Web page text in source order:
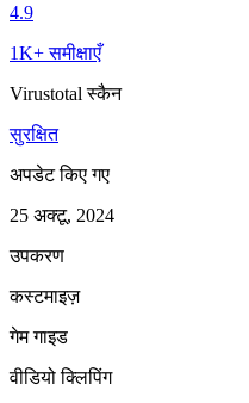
4.9
1K+ समीक्षाएँ
Virustotal स्कैन
सुरक्षित
अपडेट किए गए
25 अक्टू, 2024
उपकरण
कस्टमाइज़
गेम गाइड
वीडियो क्लिपिंग